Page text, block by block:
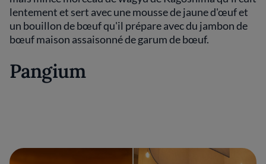
lentement et sert avec une mousse de jaune d'œuf et
un bouillon de bœuf qu'il prépare avec du jambon de
bœuf maison assaisonné de garum de bœuf.
Pangium